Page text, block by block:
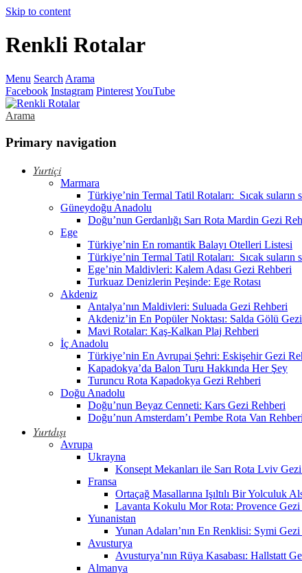
Skip to content
Renkli Rotalar
Menu Search Arama
Facebook Instagram PinterestYouTube
Arama
Primary navigation
Yurtiçi
Marmara
Türkiye’nin Termal Tatil Rotaları: Sıcak suların
Güneydoğu Anadolu
Doğu’nun Gerdanlığı Sarı Rota Mardin Gezi
Ege
Türkiye’nin En romantik Balayı Otelleri Listesi
Türkiye’nin Termal Tatil Rotaları: Sıcak suların
Ege’nin Maldivleri: Kalem Adası Gezi Rehberi
Turkuaz Denizlerin Peşinde: Ege Rotası
Akdeniz
Antalya’nın Maldivleri: Suluada Gezi Rehberi
Akdeniz’in En Popüler Noktası: Salda Gölü
Mavi Rotalar: Kaş-Kalkan Plaj Rehberi
İç Anadolu
Türkiye’nin En Avrupai Şehri: Eskişehir Gezi
Kapadokya’da Balon Turu Hakkında Her Şey
Turuncu Rota Kapadokya Gezi Rehberi
Doğu Anadolu
Doğu’nun Beyaz Cenneti: Kars Gezi Rehberi
Doğu’nun Amsterdam’ı Pembe Rota Van Rehberi
Yurtdışı
Avrupa
Ukrayna
Konsept Mekanları ile Sarı Rota Lviv
Fransa
Ortaçağ Masallarına Işıltılı Bir Yolculuk
Lavanta Kokulu Mor Rota: Provence Gezi
Yunanistan
Yunan Adaları’nın En Renklisi: Symi
Avusturya
Avusturya’nın Rüya Kasabası: Hallstatt
Almanya